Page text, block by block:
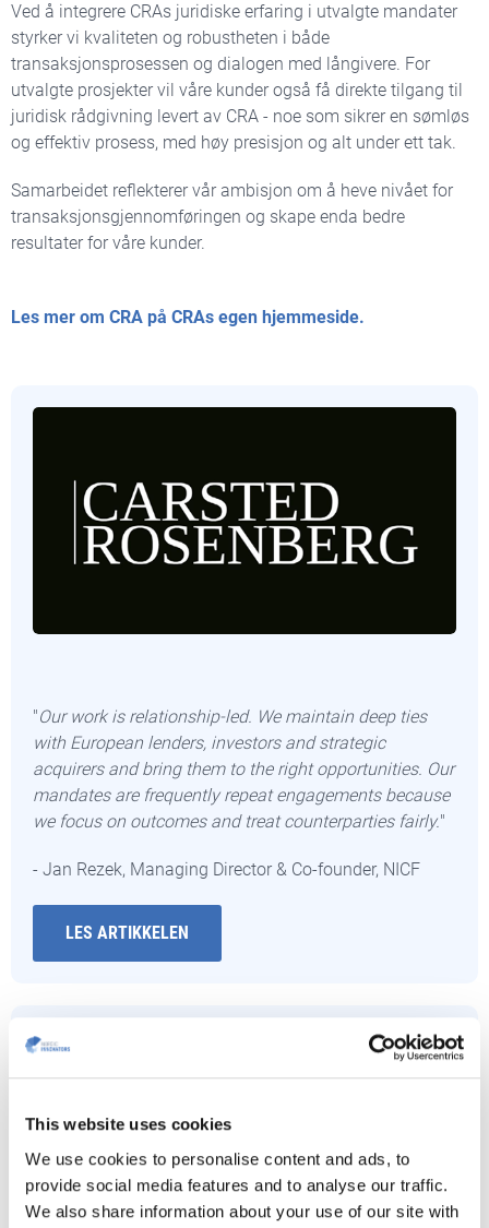
This website uses cookies
We use cookies to personalise content and ads, to
provide social media features and to analyse our traffic.
We also share information about your use of our site with
Ved å integrere CRAs juridiske erfaring i utvalgte mandater
styrker vi kvaliteten og robustheten i både
transaksjonsprosessen og dialogen med långivere. For
utvalgte prosjekter vil våre kunder også få direkte tilgang til
juridisk rådgivning levert av CRA - noe som sikrer en sømløs
og effektiv prosess, med høy presisjon og alt under ett tak.
Samarbeidet reflekterer vår ambisjon om å heve nivået for
transaksjonsgjennomføringen og skape enda bedre
resultater for våre kunder.
Les mer om CRA på CRAs egen hjemmeside.
"Our work is relationship-led. We maintain deep ties
with European lenders, investors and strategic
acquirers and bring them to the right opportunities. Our
mandates are frequently repeat engagements because
we focus on outcomes and treat counterparties fairly."
- Jan Rezek, Managing Director & Co-founder, NICF
LES ARTIKKELEN